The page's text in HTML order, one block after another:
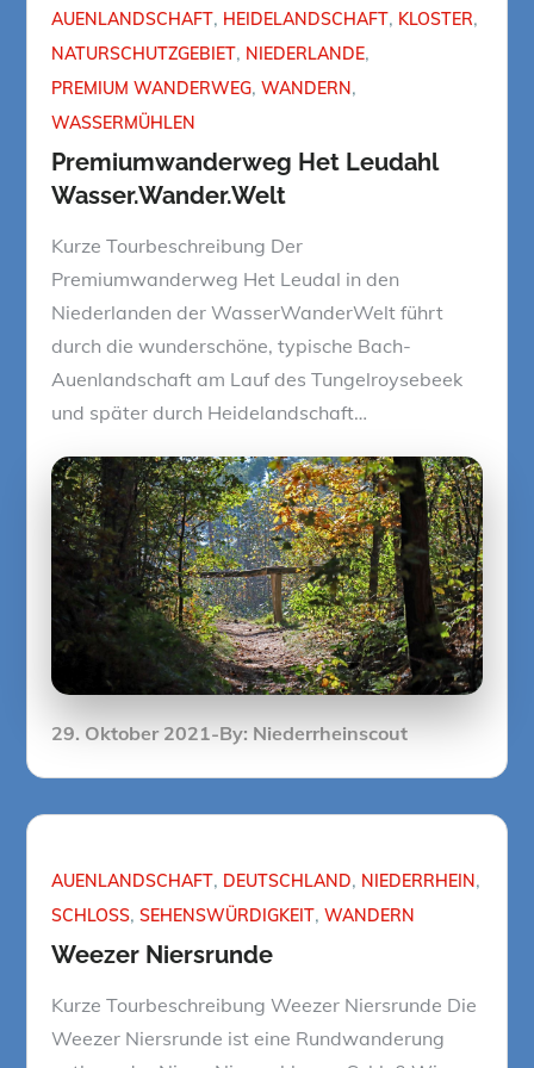
AUENLANDSCHAFT HEIDELANDSCHAFT KLOSTER
NATURSCHUTZGEBIET NIEDERLANDE
PREMIUM WANDERWEG WANDERN
WASSERMÜHLEN
Premiumwanderweg Het Leudahl
Wasser.Wander.Welt
Kurze Tourbeschreibung Der
Premiumwanderweg Het Leudal in den
Niederlanden der WasserWanderWelt führt
durch die wunderschöne, typische Bach-
Auenlandschaft am Lauf des Tungelroysebeek
und später durch Heidelandschaft…
Posted
29. Oktober 2021 By: Niederrheinscout
AUENLANDSCHAFT DEUTSCHLAND NIEDERRHEIN
SCHLOSS SEHENSWÜRDIGKEIT WANDERN
Weezer Niersrunde
Kurze Tourbeschreibung Weezer Niersrunde Die
Weezer Niersrunde ist eine Rundwanderung